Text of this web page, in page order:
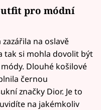
pro módní
na oslavě
tak si mohla dovolit být
Dlouhé košilové
černou
značky Dior. Je to
na jakémkoliv